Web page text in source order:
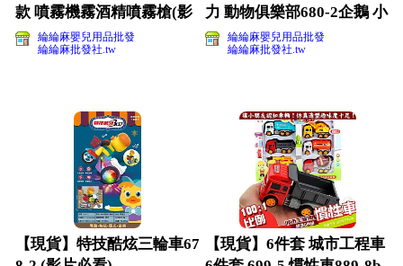
款 噴霧機霧酒精噴霧槍(影
片必看)
綸綸麻嬰兒用品批發
綸綸麻批發社.tw
力 動物俱樂部680-2企鵝 小
鴨隨機出貨(影
綸綸麻嬰兒用品批發
綸綸麻批發社.tw
【現貨】特技酷炫三輪車67
【現貨】6件套 城市工程車